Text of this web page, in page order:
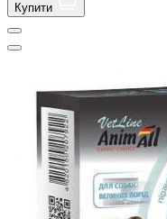
Купити